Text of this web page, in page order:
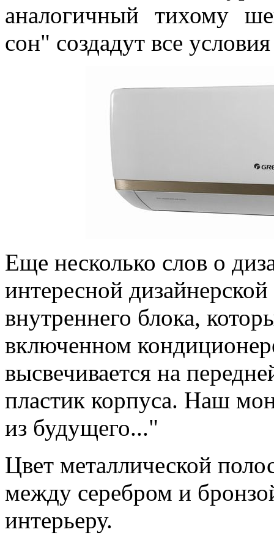
аналогичный тихому
сон" создадут все
Еще несколько слов о
интересной
внутреннего блока,
включенном
высвечивается на
пластик корпуса. Наш
из будущего..."
Цвет металлической
между серебром и
интерьеру.